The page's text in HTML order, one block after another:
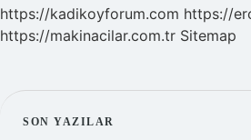
https://kadikoyforum.com https://
https://makinacilar.com.tr Sitemap
SON YAZILAR